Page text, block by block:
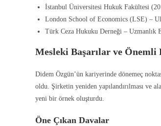
İstanbul Üniversitesi Hukuk Fakültesi
London School of Economics (LSE) –
Türk Ceza Hukuku Derneği – Uzmanlık
Mesleki Başarılar ve Önemli
Didem Özgün’ün kariyerinde dönemeç
oldu. Şirketin yeniden yapılandırılması ve
yeni bir örnek oluşturdu.
Öne Çıkan Davalar